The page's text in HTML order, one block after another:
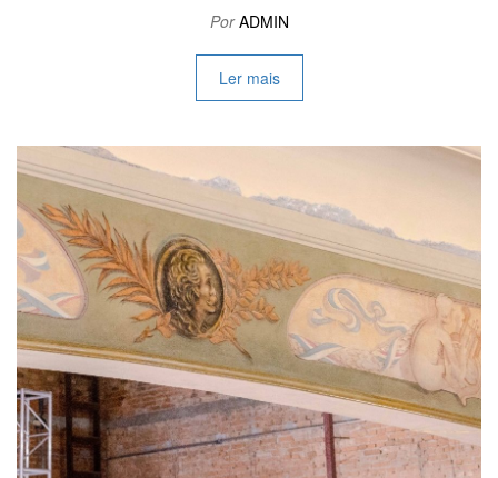
Por ADMIN
Ler mais